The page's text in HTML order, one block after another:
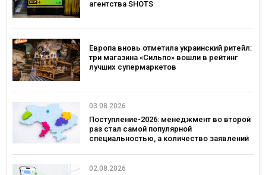
агентства SHOTS
Европа вновь отметила украинский ритейл:
три магазина «Сильпо» вошли в рейтинг
лучших супермаркетов
03.08.2026
Поступление-2026: менеджмент во второй
раз стал самой популярной
специальностью, а количество заявлений
02.08.2026